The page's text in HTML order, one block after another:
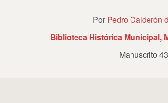
Por Pedro Calderón
Biblioteca Histórica Municipal,
Manuscrito